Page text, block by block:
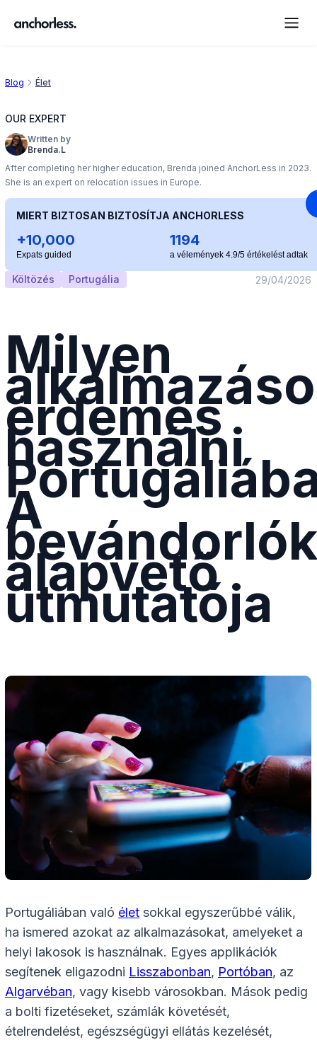
Blog Élet
OUR EXPERT
Written by
Brenda.L
After completing her higher education, Brenda joined AnchorLess in 2023.
She is an expert on relocation issues in Europe.
MIERT BIZTOSAN BIZTOSÍTJA ANCHORLESS
+10,000
Expats guided
1194
a vélemények 4.9/5 értékelést adtak
Költözés Portugália 29/04/2026
Milyen
érdemes
használni
A
bevándorlók
alapvető
útmutatója
Portugáliában való élet sokkal egyszerűbbé válik,
ha ismered azokat az alkalmazásokat, amelyeket a
helyi lakosok is használnak. Egyes applikációk
segítenek eligazodni Lisszabonban, Portóban, az
Algarvéban, vagy kisebb városokban. Mások pedig
a bolti fizetéseket, számlák követését,
ételrendelést, egészségügyi ellátás kezelését,